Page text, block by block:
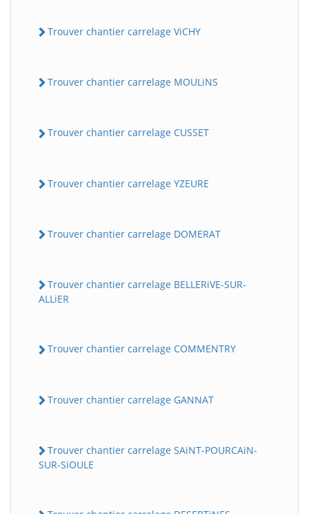
Trouver chantier carrelage ViCHY
Trouver chantier carrelage MOULiNS
Trouver chantier carrelage CUSSET
Trouver chantier carrelage YZEURE
Trouver chantier carrelage DOMERAT
Trouver chantier carrelage BELLERiVE-SUR-
ALLiER
Trouver chantier carrelage COMMENTRY
Trouver chantier carrelage GANNAT
Trouver chantier carrelage SAiNT-POURCAiN-
SUR-SiOULE